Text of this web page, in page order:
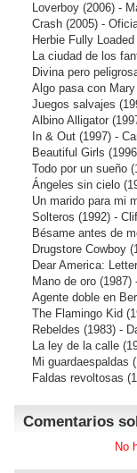
Loverboy (2006) -
Crash (2005) -
Herbie Fully Loaded
La ciudad de los
Divina pero
Algo pasa con Mary
Juegos salvajes
Albino Alligator
In & Out (1997) -
Beautiful Girls
Todo por un sueño
Ángeles sin cielo
Un marido para mi
Solteros (1992) -
Bésame antes de
Drugstore Cowboy
Dear America:
Mano de oro (1987)
Agente doble en
The Flamingo Kid
Rebeldes (1983) -
La ley de la calle
Mi guardaespaldas
Faldas revoltosas
Comentarios
No